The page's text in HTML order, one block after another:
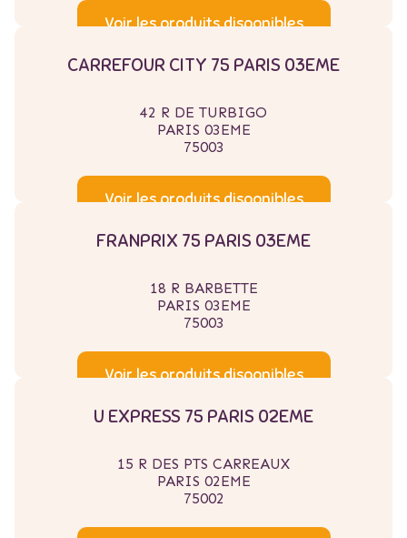
Voir les produits disponibles
CARREFOUR CITY 75 PARIS 03EME
42 R DE TURBIGO
PARIS 03EME
75003
Voir les produits disponibles
FRANPRIX 75 PARIS 03EME
18 R BARBETTE
PARIS 03EME
75003
Voir les produits disponibles
U EXPRESS 75 PARIS 02EME
15 R DES PTS CARREAUX
PARIS 02EME
75002